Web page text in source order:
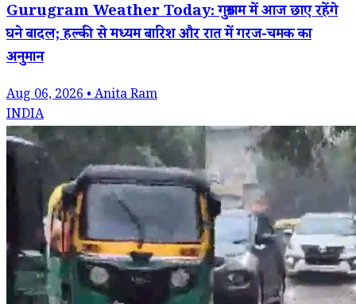
Gurugram Weather Today: गुरुग्राम में आज छाए रहेंगे
घने बादल; हल्की से मध्यम बारिश और रात में गरज-चमक का
अनुमान
Aug 06, 2026 • Anita Ram
INDIA